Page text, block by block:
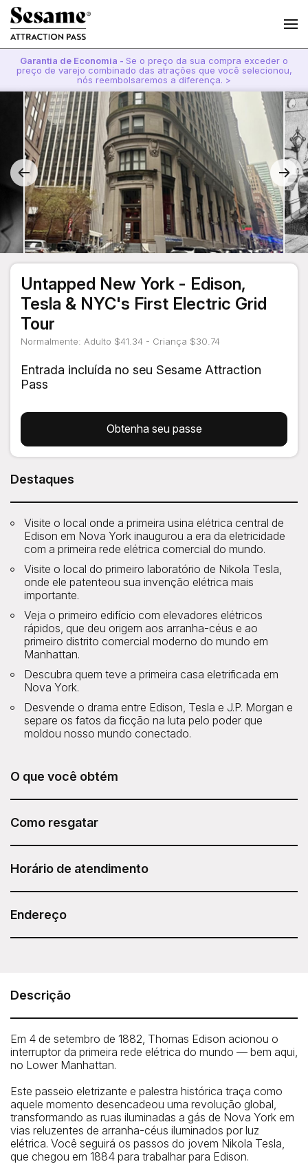
Garantia de Economia - Se o preço da sua compra exceder o
preço de varejo combinado das atrações que você selecionou,
nós reembolsaremos a diferença. >
Untapped New York - Edison,
Tesla & NYC's First Electric Grid
Tour
Normalmente: Adulto $41.34 - Criança $30.74
Entrada incluída no seu Sesame Attraction
Pass
Obtenha seu passe
Destaques
Visite o local onde a primeira usina elétrica central de
Edison em Nova York inaugurou a era da eletricidade
com a primeira rede elétrica comercial do mundo.
Visite o local do primeiro laboratório de Nikola Tesla,
onde ele patenteou sua invenção elétrica mais
importante.
Veja o primeiro edifício com elevadores elétricos
rápidos, que deu origem aos arranha-céus e ao
primeiro distrito comercial moderno do mundo em
Manhattan.
Descubra quem teve a primeira casa eletrificada em
Nova York.
Desvende o drama entre Edison, Tesla e J.P. Morgan e
separe os fatos da ficção na luta pelo poder que
moldou nosso mundo conectado.
O que você obtém
da Untapped New York está incluído no seu Sesame
Attraction Pass.
Como resgatar
conta para reservar seu ingresso.
Horário de atendimento
Duração: 2 horas
Endereço
The group meets at the northwest corner of Pearl and
Fulton Streets in Lower Manhattan.
Fulton Center then 5 minute walk
Descrição
Em 4 de setembro de 1882, Thomas Edison acionou o
interruptor da primeira rede elétrica do mundo — bem aqui,
no Lower Manhattan.
Este passeio eletrizante e palestra histórica traça como
aquele momento desencadeou uma revolução global,
transformando as ruas iluminadas a gás de Nova York em
vias reluzentes de arranha-céus iluminados por luz
elétrica. Você seguirá os passos do jovem Nikola Tesla,
que chegou em 1884 para trabalhar para Edison.